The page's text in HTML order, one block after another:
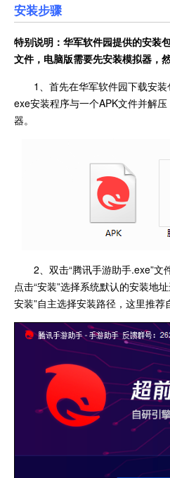
安装步骤
特别说明：华军软件园提供的安装
文件，电脑版需要先安装模拟器，
1、首先在华军软件园下载安装
exe安装程序与一个APK文件并解
器。
2、双击“腾讯手游助手.exe”文
点击“安装”选择系统默认的安装地
安装”自主选择安装路径，这里推荐